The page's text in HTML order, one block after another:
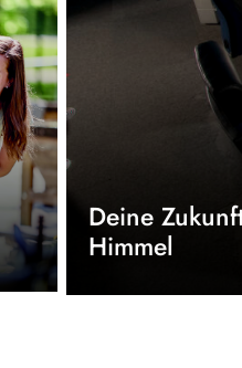
Deine
Himmel